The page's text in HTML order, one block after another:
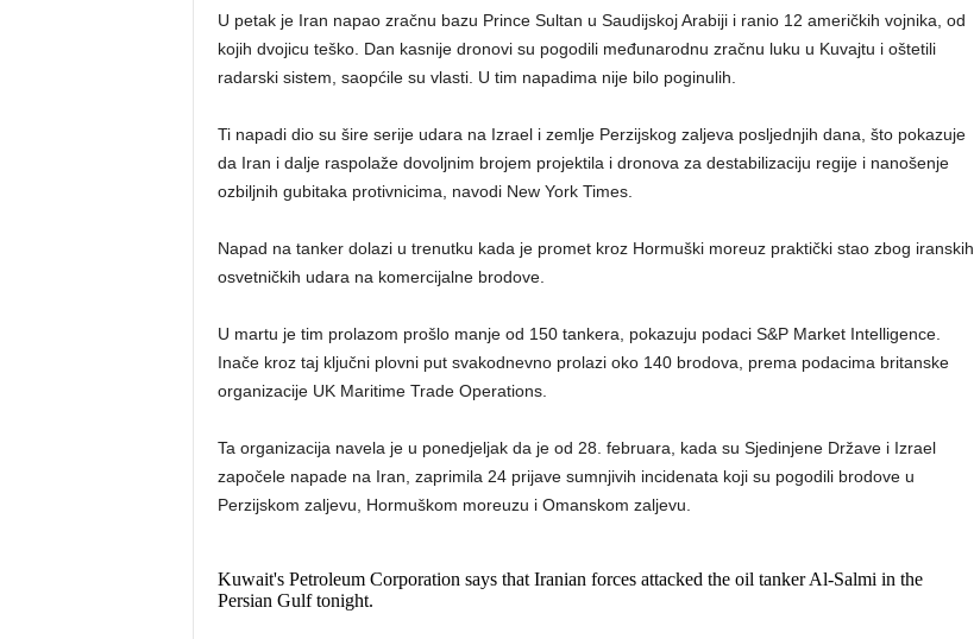
U petak je Iran napao zračnu bazu Prince Sultan u Saudijskoj Arabiji i ranio 12 američkih vojnika, od
kojih dvojicu teško. Dan kasnije dronovi su pogodili međunarodnu zračnu luku u Kuvajtu i oštetili
radarski sistem, saopćile su vlasti. U tim napadima nije bilo poginulih.
Ti napadi dio su šire serije udara na Izrael i zemlje Perzijskog zaljeva posljednjih dana, što pokazuje
da Iran i dalje raspolaže dovoljnim brojem projektila i dronova za destabilizaciju regije i nanošenje
ozbiljnih gubitaka protivnicima, navodi New York Times.
Napad na tanker dolazi u trenutku kada je promet kroz Hormuški moreuz praktički stao zbog iranskih
osvetničkih udara na komercijalne brodove.
U martu je tim prolazom prošlo manje od 150 tankera, pokazuju podaci S&P Market Intelligence.
Inače kroz taj ključni plovni put svakodnevno prolazi oko 140 brodova, prema podacima britanske
organizacije UK Maritime Trade Operations.
Ta organizacija navela je u ponedjeljak da je od 28. februara, kada su Sjedinjene Države i Izrael
započele napade na Iran, zaprimila 24 prijave sumnjivih incidenata koji su pogodili brodove u
Perzijskom zaljevu, Hormuškom moreuzu i Omanskom zaljevu.
Kuwait's Petroleum Corporation says that Iranian forces attacked the oil tanker Al-Salmi in the
Persian Gulf tonight.